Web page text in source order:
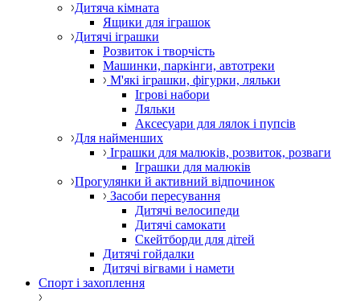
Дитяча кімната
Ящики для іграшок
Дитячі іграшки
Розвиток і творчість
Машинки, паркінги, автотреки
М'які іграшки, фігурки, ляльки
Ігрові набори
Ляльки
Аксесуари для лялок і пупсів
Для найменших
Іграшки для малюків, розвиток, розваги
Іграшки для малюків
Прогулянки й активний відпочинок
Засоби пересування
Дитячі велосипеди
Дитячі самокати
Скейтборди для дітей
Дитячі гойдалки
Дитячі вігвами і намети
Спорт і захоплення